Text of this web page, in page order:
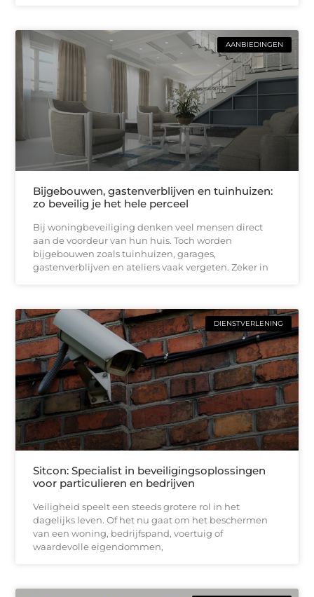
AANBIEDINGEN
Bijgebouwen, gastenverblijven en tuinhuizen:
zo beveilig je het hele perceel
Bij woningbeveiliging denken veel mensen direct
aan de voordeur van hun huis. Toch worden
bijgebouwen zoals tuinhuizen, garages,
gastenverblijven en ateliers vaak vergeten. Zeker in
DIENSTVERLENING
Sitcon: Specialist in beveiligingsoplossingen
voor particulieren en bedrijven
Veiligheid speelt een steeds grotere rol in het
dagelijks leven. Of het nu gaat om het beschermen
van een woning, bedrijfspand, voertuig of
waardevolle eigendommen,